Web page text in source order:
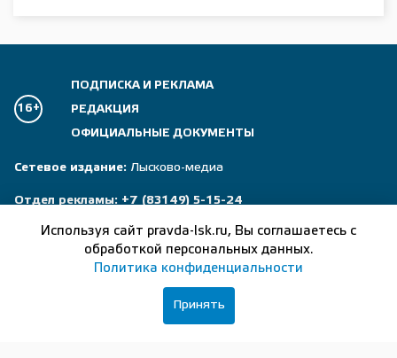
16+
ПОДПИСКА И РЕКЛАМА
РЕДАКЦИЯ
ОФИЦИАЛЬНЫЕ ДОКУМЕНТЫ
Сетевое издание: Лысково-медиа
Отдел рекламы: +7 (83149) 5-15-24
Главный редактор: +7 (83149) 5-13-24
Журналисты: +7 (83149) 5-14-24
+7 (83149) 5-37-56
Используя сайт pravda-lsk.ru, Вы соглашаетесь с
обработкой персональных данных.
Политика конфиденциальности
Принять